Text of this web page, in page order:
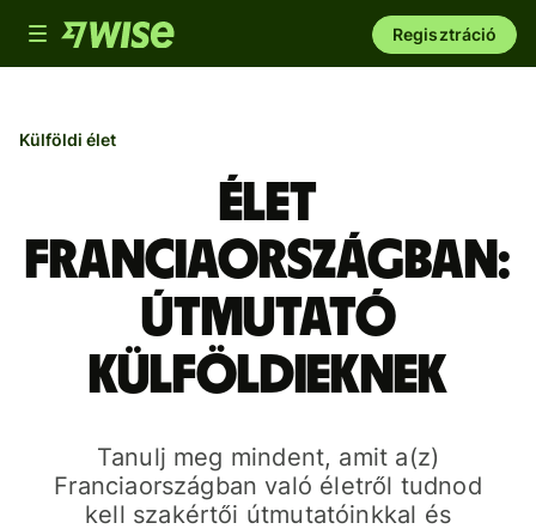
Toggle
navigation
Regisztráció
Külföldi élet
Élet
Franciaországban:
útmutató
külföldieknek
Tanulj meg mindent, amit a(z)
Franciaországban való életről tudnod
kell szakértői útmutatóinkkal és